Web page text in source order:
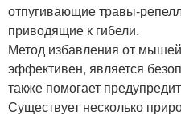
отпугивающие травы-
приводящие к гибели.
Метод избавления от
эффективен, является
также помогает
Существует несколько